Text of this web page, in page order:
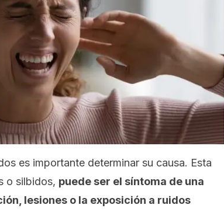
es importante determinar su causa. Esta
o silbidos, puede ser el síntoma de una
lesiones o la exposición a ruidos